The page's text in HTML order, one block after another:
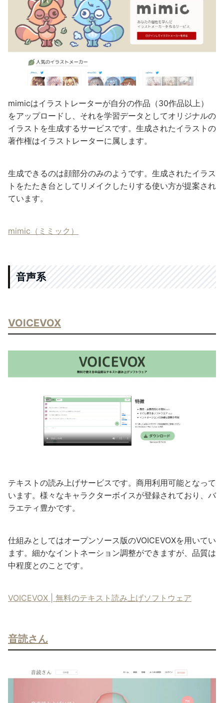
mimicはイラストレーターが自分の作品（30作品以上）
をアップロードし、それを学習データとしてオリジナルの
イラストを生成するサービスです。生成されたイラストの
著作権はイラストレーターに属します。
生成できるのは顔部分のみのようです。生成されたイラス
トをたたき台としてリメイクしたりする使い方が提案され
ています。
mimic（ミミック）
音声系
VOICEVOX
テキストの読み上げサービスです。商用利用可能となって
います。様々なキャラクターボイスが登録されており、バ
ラエティ豊かです。
仕組みとしてはオープンソース版のVOICEVOXを用いてい
ます。細かなイントネーション調整ができますが、品質は
中程度とのことです。
VOICEVOX | 無料のテキスト読み上げソフトウェア
音読さん